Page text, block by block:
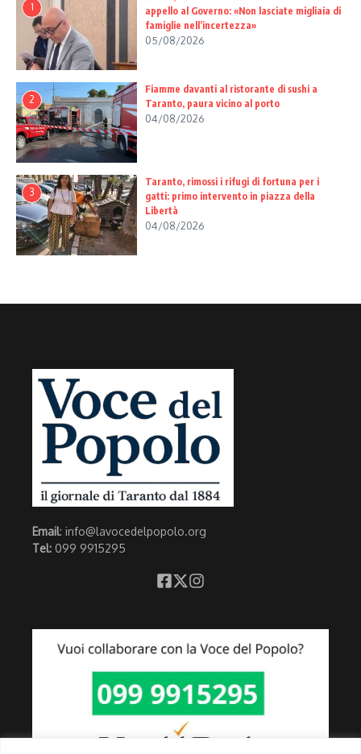
1
appello al Governo: «Non lasciate migliaia di
famiglie nell’incertezza»
05/08/2026
2
Fiamme davanti al ristorante di sushi a
Taranto, paura vicino al porto
04/08/2026
3
Taranto, rimossi i rifugi di fortuna per i
gatti: primo intervento in piazza della
Libertà
04/08/2026
Email: info@lavocedelpopolo.org
Tel: 099 9915295